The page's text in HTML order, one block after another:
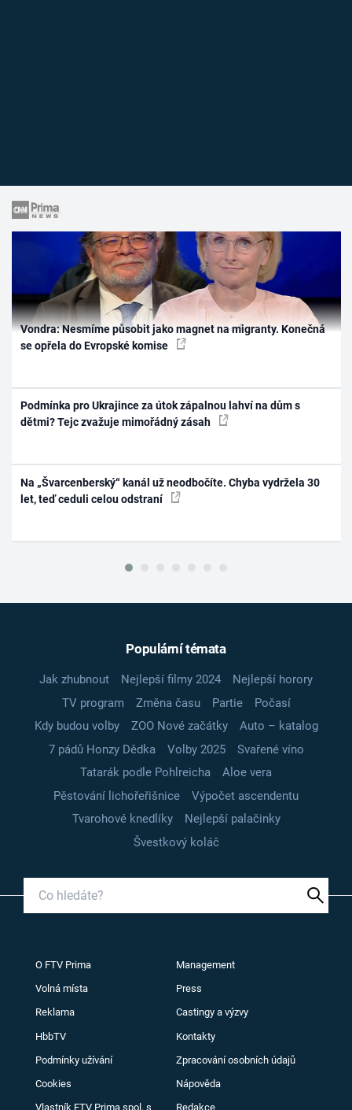
Vondra: Nesmíme působit jako magnet na migranty. Konečná
se opřela do Evropské komise
Podmínka pro Ukrajince za útok zápalnou lahví na dům s
dětmi? Tejc zvažuje mimořádný zásah
Na „Švarcenberský“ kanál už neodbočíte. Chyba vydržela 30
let, teď ceduli celou odstraní
Populární témata
Jak zhubnout Nejlepší filmy 2024
Nejlepší horory
TV program
Změna času Partie
Počasí
Kdy budou volby
ZOO Nové začátky
Auto – katalog
7 pádů Honzy Dědka
Volby 2025
Svařené víno
Tatarák podle Pohlreicha
Aloe vera
Pěstování lichořeřišnice
Výpočet ascendentu
Tvarohové knedlíky
Nejlepší palačinky
Švestkový koláč
O FTV Prima Management
Volná místa Press
Reklama Castingy a výzvy
HbbTV Kontakty
Podmínky užívání Zpracování osobních údajů
Cookies Nápověda
Vlastník FTV Prima spol. s Redakce